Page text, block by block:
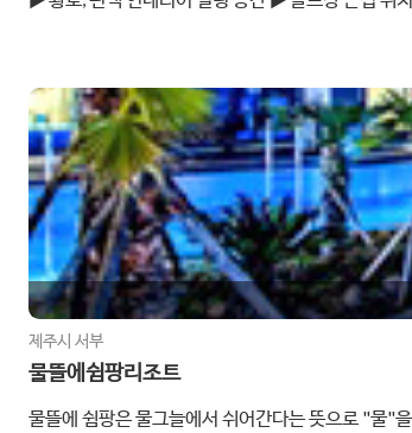
제주시 서부
물뜰에쉼팡리조트
물뜰에 쉼팡은 물그늘에서 쉬어간다는 뜻으로 "물"